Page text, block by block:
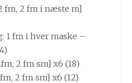
fm, 2 fm i næste m]
1 fm i hver maske –
2 fm sm] x6 (18)
2 fm sm] x6 (12)